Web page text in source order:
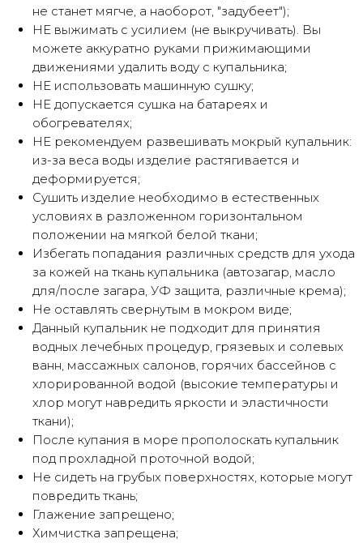
не станет мягче, а наоборот, "задубеет");
НЕ выжимать с усилием (не выкручивать). Вы
можете аккуратно руками прижимающими
движениями удалить воду с купальника;
НЕ использовать машинную сушку;
НЕ допускается сушка на батареях и
обогревателях;
НЕ рекомендуем развешивать мокрый купальник:
из-за веса воды изделие растягивается и
деформируется;
Сушить изделие необходимо в естественных
условиях в разложенном горизонтальном
положении на мягкой белой ткани;
Избегать попадания различных средств для ухода
за кожей на ткань купальника (автозагар, масло
для/после загара, УФ защита, различные крема);
Не оставлять свернутым в мокром виде;
Данный купальник не подходит для принятия
водных лечебных процедур, грязевых и солевых
ванн, массажных салонов, горячих бассейнов с
хлорированной водой (высокие температуры и
хлор могут навредить яркости и эластичности
ткани);
После купания в море прополоскать купальник
под прохладной проточной водой;
Не сидеть на грубых поверхностях, которые могут
повредить ткань;
Глажение запрещено;
Химчистка запрещена;